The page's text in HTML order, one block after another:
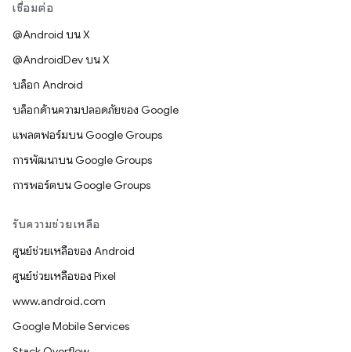
เชื่อมต่อ
@Android บน X
@AndroidDev บน X
บล็อก Android
บล็อกด้านความปลอดภัยของ Google
แพลตฟอร์มบน Google Groups
การพัฒนาบน Google Groups
การพอร์ตบน Google Groups
รับความช่วยเหลือ
ศูนย์ช่วยเหลือของ Android
ศูนย์ช่วยเหลือของ Pixel
www.android.com
Google Mobile Services